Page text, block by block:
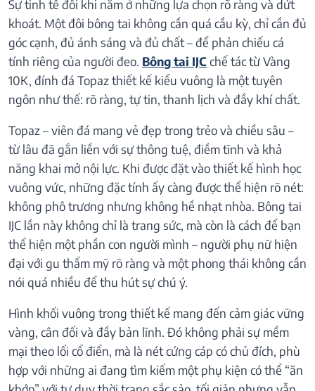
Sự tinh tế đôi khi nằm ở những lựa chọn rõ ràng và dứt
khoát. Một đôi bông tai không cần quá cầu kỳ, chỉ cần đủ
góc cạnh, đủ ánh sáng và đủ chất – để phản chiếu cá
tính riêng của người đeo. Bông tai IJCchế tác từ Vàng
10K, đính đá Topaz thiết kế kiểu vuông là một tuyên
ngôn như thế: rõ ràng, tự tin, thanh lịch và đầy khí chất.
Topaz – viên đá mang vẻ đẹp trong trẻo và chiều sâu –
từ lâu đã gắn liền với sự thông tuệ, điềm tĩnh và khả
năng khai mở nội lực. Khi được đặt vào thiết kế hình học
vuông vức, những đặc tính ấy càng được thể hiện rõ nét:
không phô trương nhưng không hề nhạt nhòa. Bông tai
IJC lần này không chỉ là trang sức, mà còn là cách để bạn
thể hiện một phần con người mình – người phụ nữ hiện
đại với gu thẩm mỹ rõ ràng và một phong thái không cần
nói quá nhiều để thu hút sự chú ý.
Hình khối vuông trong thiết kế mang đến cảm giác vững
vàng, cân đối và đầy bản lĩnh. Đó không phải sự mềm
mại theo lối cổ điển, mà là nét cứng cáp có chủ đích, phù
hợp với những ai đang tìm kiếm một phụ kiện có thể “ăn